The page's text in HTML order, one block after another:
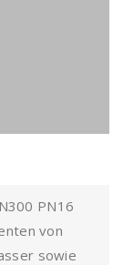
PN16
von
sowie